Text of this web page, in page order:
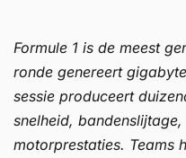
Formule 1 is de meest
ronde genereert
sessie produceert
snelheid,
motorprestaties. Teams